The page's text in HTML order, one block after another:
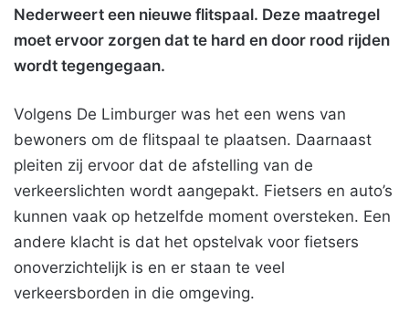
Nederweert een nieuwe flitspaal. Deze maatregel
moet ervoor zorgen dat te hard en door rood rijden
wordt tegengegaan.
Volgens De Limburger was het een wens van
bewoners om de flitspaal te plaatsen. Daarnaast
pleiten zij ervoor dat de afstelling van de
verkeerslichten wordt aangepakt. Fietsers en auto’s
kunnen vaak op hetzelfde moment oversteken. Een
andere klacht is dat het opstelvak voor fietsers
onoverzichtelijk is en er staan te veel
verkeersborden in die omgeving.